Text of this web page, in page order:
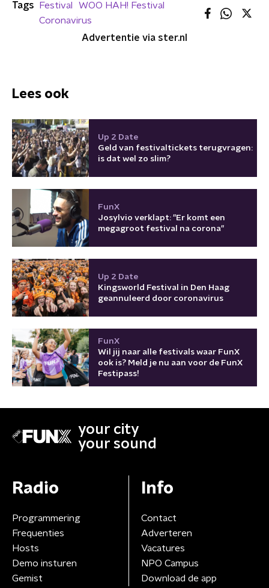
Tags Festival
WOO HAH! Festival
Coronavirus
Advertentie via ster.nl
Lees ook
Up 2 Date
Geld van festivaltickets terugvragen:
is dat wel zo slim?
FunX
Josylvio verklapt: "Er komt een
megagroot festival na corona"
Up 2 Date
Kingsworld Festival in Den Haag
geannuleerd door coronavirus
FunX
Wil jij naar alle festivals waar FunX
ook is? Meld je nu aan voor de FunX
Festipass!
your city
your sound
Radio
Programmering
Frequenties
Hosts
Demo insturen
Gemist
Info
Contact
Adverteren
Vacatures
NPO Campus
Download de app